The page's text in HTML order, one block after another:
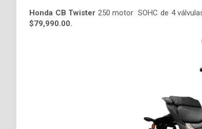
Honda CB Twister 250 motor SOHC de 4
$79,990.00.